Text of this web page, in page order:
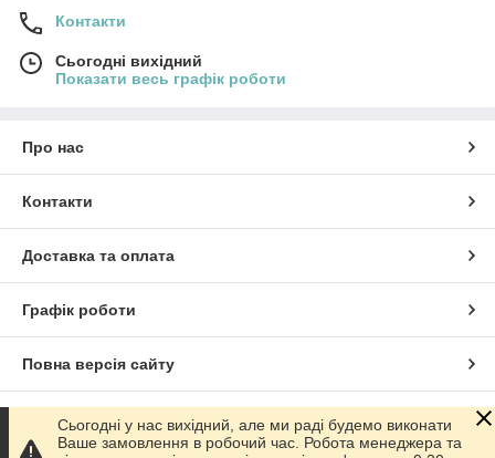
Контакти
Сьогодні вихідний
Показати весь графік роботи
Про нас
Контакти
Доставка та оплата
Графік роботи
Повна версія сайту
Сайт створено на маркетплейсі Prom.ua
Сьогодні у нас вихідний, але ми раді будемо виконати
Ваше замовлення в робочий час. Робота менеджера та